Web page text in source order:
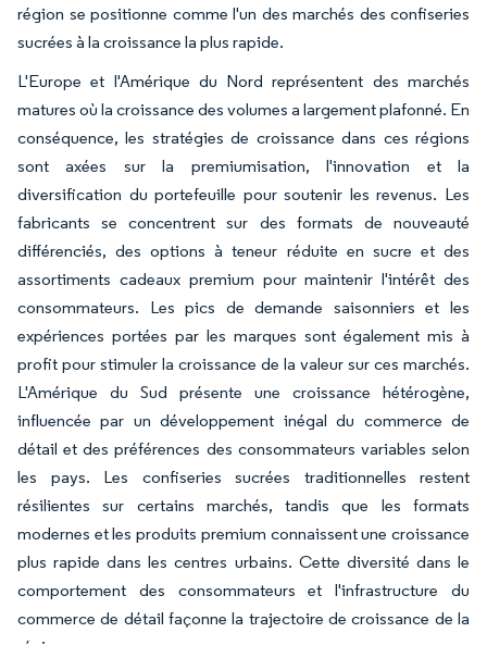
région se positionne comme l'un des marchés des confiseries
sucrées à la croissance la plus rapide.
L'Europe et l'Amérique du Nord représentent des marchés
matures où la croissance des volumes a largement plafonné. En
conséquence, les stratégies de croissance dans ces régions
sont axées sur la premiumisation, l'innovation et la
diversification du portefeuille pour soutenir les revenus. Les
fabricants se concentrent sur des formats de nouveauté
différenciés, des options à teneur réduite en sucre et des
assortiments cadeaux premium pour maintenir l'intérêt des
consommateurs. Les pics de demande saisonniers et les
expériences portées par les marques sont également mis à
profit pour stimuler la croissance de la valeur sur ces marchés.
L'Amérique du Sud présente une croissance hétérogène,
influencée par un développement inégal du commerce de
détail et des préférences des consommateurs variables selon
les pays. Les confiseries sucrées traditionnelles restent
résilientes sur certains marchés, tandis que les formats
modernes et les produits premium connaissent une croissance
plus rapide dans les centres urbains. Cette diversité dans le
comportement des consommateurs et l'infrastructure du
commerce de détail façonne la trajectoire de croissance de la